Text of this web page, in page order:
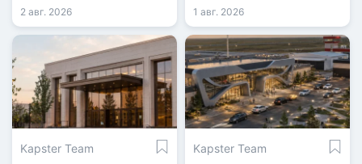
инфраструктуру.
2 авг. 2026
пространства для
пассажиров.
1 авг. 2026
Kapster Team
Kapster Team